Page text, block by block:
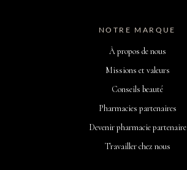
NOTRE MARQUE
À propos de nous
Missions et valeurs
Conseils beauté
Pharmacies partenaires
Devenir pharmacie partenaire
Travailler chez nous